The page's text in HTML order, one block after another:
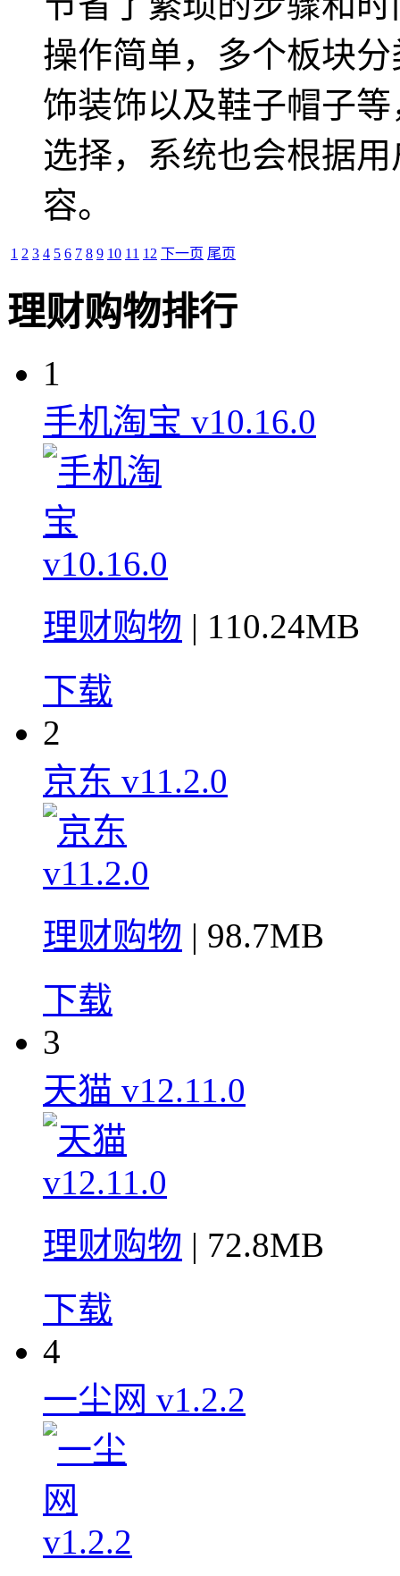
操作简单，多个板块
饰装饰以及鞋子帽子
选择，系统也会根据
容。
1 2 3 4 5 6 7 8 9 10 11 12 下一页 尾页
理财购物排行
1
手机淘宝 v10.16.0
理财购物 | 110.24MB
下载
2
京东 v11.2.0
理财购物 | 98.7MB
下载
3
天猫 v12.11.0
理财购物 | 72.8MB
下载
4
一尘网 v1.2.2